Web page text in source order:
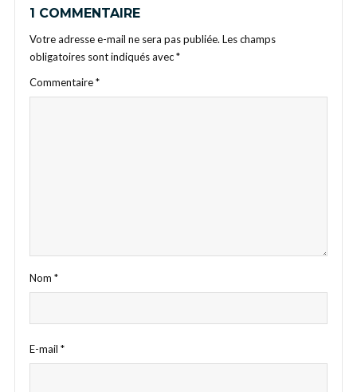
1 COMMENTAIRE
Votre adresse e-mail ne sera pas publiée. Les champs
obligatoires sont indiqués avec*
Commentaire*
Nom *
E-mail *